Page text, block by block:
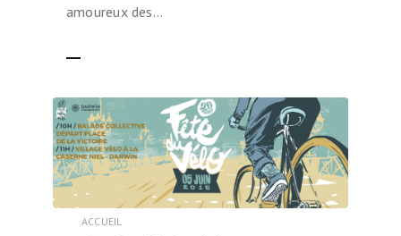
amoureux des…
ACCUEIL